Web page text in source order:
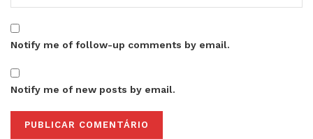
Notify me of follow-up comments by email.
Notify me of new posts by email.